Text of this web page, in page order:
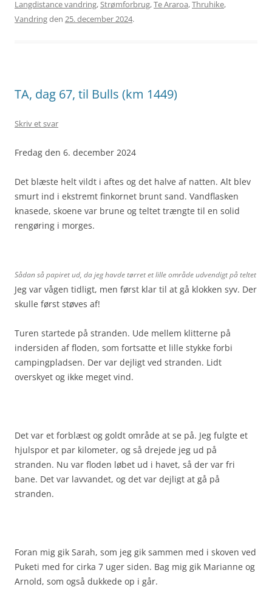
Langdistance vandring,Strømforbrug,Te Araroa,Thruhike,
Vandringden 25. december 2024.
TA, dag 67, til Bulls (km 1449)
Skriv et svar
Fredag den 6. december 2024
Det blæste helt vildt i aftes og det halve af natten. Alt blev
smurt ind i ekstremt finkornet brunt sand. Vandflasken
knasede, skoene var brune og teltet trængte til en solid
rengøring i morges.
Sådan så papiret ud, da jeg havde tørret et lille område udvendigt på teltet
Jeg var vågen tidligt, men først klar til at gå klokken syv. Der
skulle først støves af!
Turen startede på stranden. Ude mellem klitterne på
indersiden af floden, som fortsatte et lille stykke forbi
campingpladsen. Der var dejligt ved stranden. Lidt
overskyet og ikke meget vind.
Det var et forblæst og goldt område at se på. Jeg fulgte et
hjulspor et par kilometer, og så drejede jeg ud på
stranden. Nu var floden løbet ud i havet, så der var fri
bane. Det var lavvandet, og det var dejligt at gå på
stranden.
Foran mig gik Sarah, som jeg gik sammen med i skoven ved
Puketi med for cirka 7 uger siden. Bag mig gik Marianne og
Arnold, som også dukkede op i går.